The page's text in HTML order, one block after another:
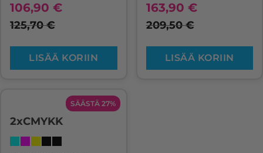
106,90 €
125,70€
LISÄÄ KORIIN
163,90 €
209,50€
LISÄÄ KORIIN
SÄÄSTÄ 27%
2xCMYKK